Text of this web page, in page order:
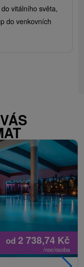
vitálního světa,
do venkovních
od 2 738,74 Kč
/noc/osoba